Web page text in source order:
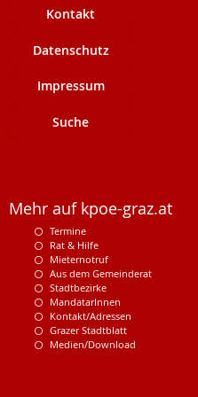
Kontakt
Datenschutz
Impressum
Suche
Mehr auf kpoe-graz.at
Termine
Rat & Hilfe
Mieternotruf
Aus dem Gemeinderat
Stadtbezirke
MandatarInnen
Kontakt/Adressen
Grazer Stadtblatt
Medien/Download